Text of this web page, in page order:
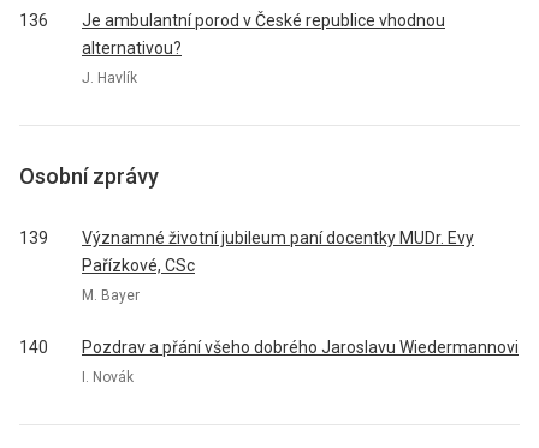
136
Je ambulantní porod v České republice vhodnou
alternativou?
J. Havlík
Osobní zprávy
139
Významné životní jubileum paní docentky MUDr. Evy
Pařízkové, CSc
M. Bayer
140 Pozdrav a přání všeho dobrého Jaroslavu Wiedermannovi
I. Novák